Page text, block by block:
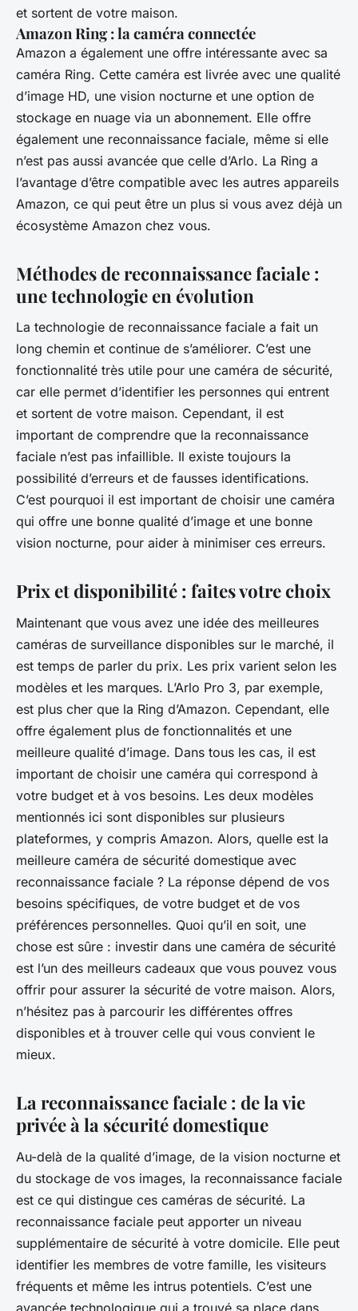
et sortent de votre maison.
Amazon Ring : la caméra connectée
Amazon a également une offre intéressante avec sa
caméra Ring. Cette caméra est livrée avec une qualité
d’image HD, une vision nocturne et une option de
stockage en nuage via un abonnement. Elle offre
également une reconnaissance faciale, même si elle
n’est pas aussi avancée que celle d’Arlo. La Ring a
l’avantage d’être compatible avec les autres appareils
Amazon, ce qui peut être un plus si vous avez déjà un
écosystème Amazon chez vous.
Méthodes de reconnaissance faciale :
une technologie en évolution
La technologie de reconnaissance faciale a fait un
long chemin et continue de s’améliorer. C’est une
fonctionnalité très utile pour une caméra de sécurité,
car elle permet d’identifier les personnes qui entrent
et sortent de votre maison. Cependant, il est
important de comprendre que la reconnaissance
faciale n’est pas infaillible. Il existe toujours la
possibilité d’erreurs et de fausses identifications.
C’est pourquoi il est important de choisir une caméra
qui offre une bonne qualité d’image et une bonne
vision nocturne, pour aider à minimiser ces erreurs.
Prix et disponibilité : faites votre choix
Maintenant que vous avez une idée des meilleures
caméras de surveillance disponibles sur le marché, il
est temps de parler du prix. Les prix varient selon les
modèles et les marques. L’Arlo Pro 3, par exemple,
est plus cher que la Ring d’Amazon. Cependant, elle
offre également plus de fonctionnalités et une
meilleure qualité d’image. Dans tous les cas, il est
important de choisir une caméra qui correspond à
votre budget et à vos besoins. Les deux modèles
mentionnés ici sont disponibles sur plusieurs
plateformes, y compris Amazon. Alors, quelle est la
meilleure caméra de sécurité domestique avec
reconnaissance faciale ? La réponse dépend de vos
besoins spécifiques, de votre budget et de vos
préférences personnelles. Quoi qu’il en soit, une
chose est sûre : investir dans une caméra de sécurité
est l’un des meilleurs cadeaux que vous pouvez vous
offrir pour assurer la sécurité de votre maison. Alors,
n’hésitez pas à parcourir les différentes offres
disponibles et à trouver celle qui vous convient le
mieux.
La reconnaissance faciale : de la vie
privée à la sécurité domestique
Au-delà de la qualité d’image, de la vision nocturne et
du stockage de vos images, la reconnaissance faciale
est ce qui distingue ces caméras de sécurité. La
reconnaissance faciale peut apporter un niveau
supplémentaire de sécurité à votre domicile. Elle peut
identifier les membres de votre famille, les visiteurs
fréquents et même les intrus potentiels. C’est une
avancée technologique qui a trouvé sa place dans